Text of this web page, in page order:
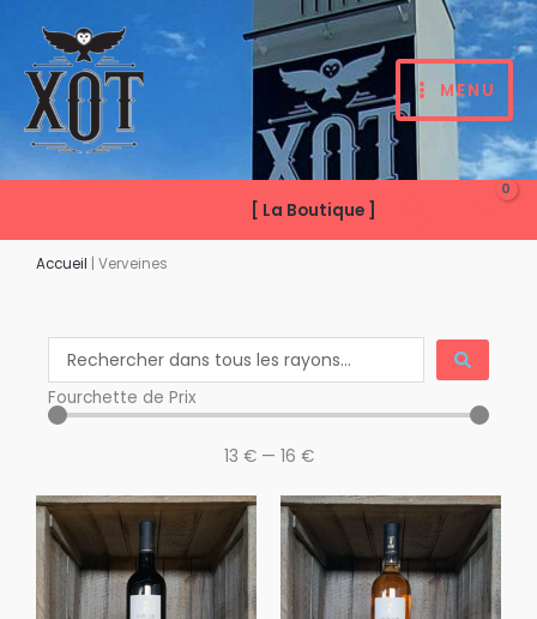
contenu
MENU
[ La Boutique ]
Accueil Verveines
Search
...
Fourchette de Prix
13 €— 16 €